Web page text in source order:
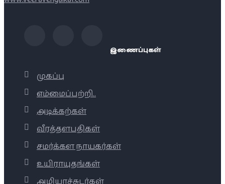
இணைப்புகள்
முகப்பு
எம்மைப்பற்றி..
அடிக்கற்கள்
வீரத்தளபதிகள்
சமர்க்கள நாயகர்கள்
உயிராயுதங்கள்